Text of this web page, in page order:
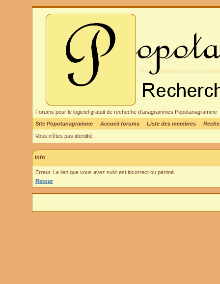
Forums pour le logiciel gratuit de recheche d'anagrammes Popotanagramme
Site Popotanagramme
Accueil forums Liste des membres
Vous n'êtes pas identifié.
Info
Erreur. Le lien que vous avez suivi est incorrect ou périmé.
Retour